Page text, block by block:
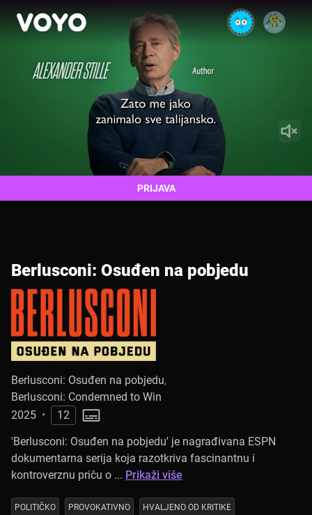
Berlusconi: Osuđen na pobjedu
Berlusconi: Osuđen na pobjedu,
Berlusconi: Condemned to Win
2025 •
12
'Berlusconi: Osuđen na pobjedu' je nagrađivana ESPN
dokumentarna serija koja razotkriva fascinantnu i
kontroverznu priču o ... Prikaži više
POLITIČKO PROVOKATIVNO HVALJENO OD KRITIKE
PRIJAVA